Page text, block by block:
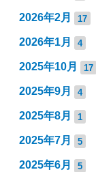
2026年2月 17
2026年1月 4
2025年10月 17
2025年9月 4
2025年8月 1
2025年7月 5
2025年6月 5